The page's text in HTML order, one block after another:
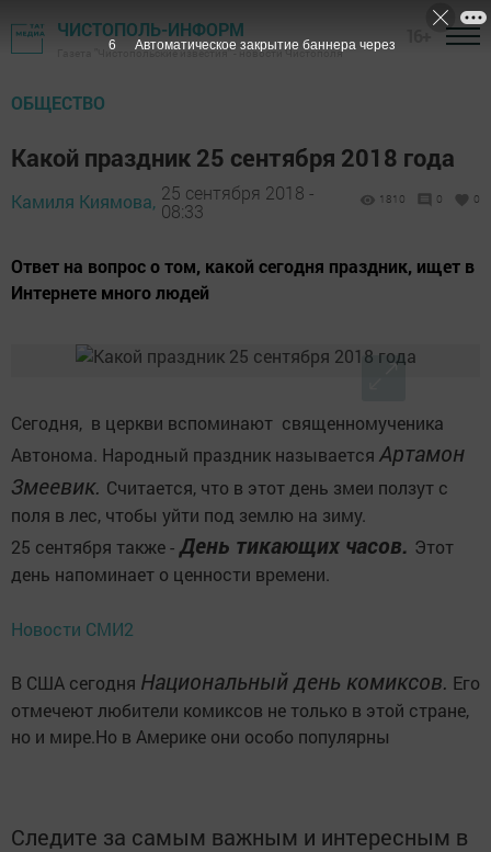
ЧИСТОПОЛЬ-ИНФОРМ
Газета "Чистопольские известия" - новости Чистополя
ОБЩЕСТВО
Какой праздник 25 сентября 2018 года
Камиля Киямова, 25 сентября 2018 -
08:33
1810 0 0
Ответ на вопрос о том, какой сегодня праздник, ищет в
Интернете много людей
Сегодня, в церкви вспоминают священномученика
Автонома. Народный праздник называется Артамон
Змеевик. Считается, что в этот день змеи ползут с
поля в лес, чтобы уйти под землю на зиму.
25 сентября также - День тикающих часов. Этот
день напоминает о ценности времени.
Новости СМИ2
В США сегодня Национальный день комиксов. Его
отмечеют любители комиксов не только в этой стране,
но и мире.Но в Америке они особо популярны
Следите за самым важным и интересным в
5 Автоматическое закрытие баннера через